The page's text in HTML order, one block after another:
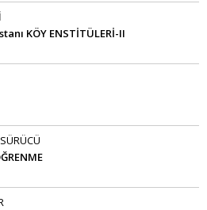
KÖY ENSTİTÜLERİ-II